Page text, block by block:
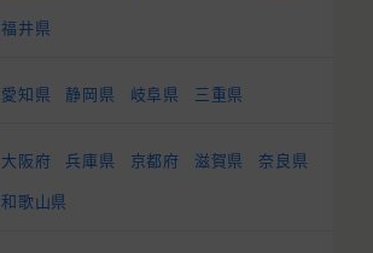
福井県
愛知県 静岡県 岐阜県 三重県
大阪府 兵庫県 京都府 滋賀県
奈良県
和歌山県